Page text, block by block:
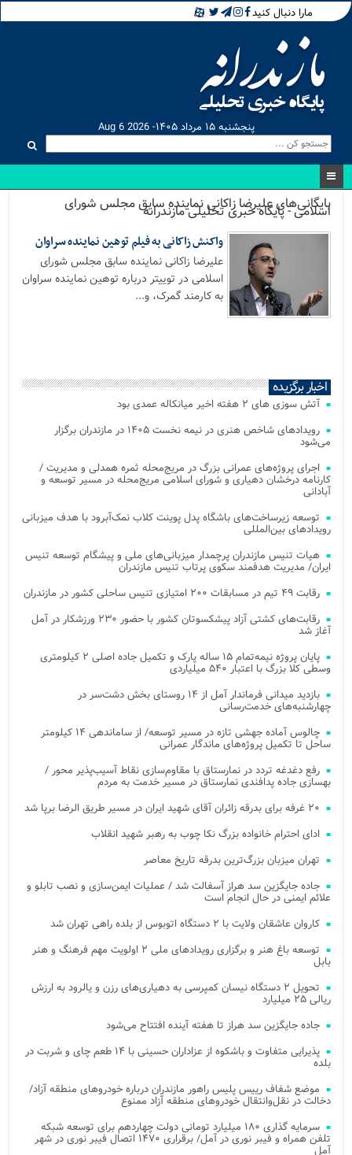
مارا دنبال کنید
پنجشنبه ۱۵ مرداد ۱۴۰۵- Aug 6 2026
بایگانی‌های علیرضا زاکانی نماینده سابق مجلس شورای
اسلامی - پایگاه خبری تحلیلی مازندرانه
واکنش زاکانی به فیلم توهین نماینده سراوان
علیرضا زاکانی نماینده سابق مجلس شورای
اسلامی در توییتر درباره توهین نماینده سراوان
به کارمند گمرک، و...
اخبار برگزیده
آتش‌ سوزی‌ های ۲ هفته اخیر میانکاله عمدی بود
رویدادهای شاخص هنری در نیمه نخست ۱۴۰۵ در مازندران برگزار
می‌شود
اجرای پروژه‌های عمرانی بزرگ در مریج‌محله ثمره همدلی و مدیریت /
کارنامه درخشان دهیاری و شورای اسلامی مریج‌محله در مسیر توسعه و
آبادانی
توسعه زیرساخت‌های باشگاه پدل پوینت کلاب نمک‌آبرود با هدف میزبانی
رویدادهای بین‌المللی
هیات تنیس مازندران پرچمدار میزبانی‌های ملی و پیشگام توسعه تنیس
ایران/ مدیریت هدفمند سکوی پرتاب تنیس مازندران
رقابت ۴۹ تیم در مسابقات ۲۰۰ امتیازی تنیس ساحلی کشور در مازندران
رقابت‌های کشتی آزاد پیشکسوتان کشور با حضور ۲۳۰ ورزشکار در آمل
آغاز شد
پایان پروژه نیمه‌تمام ۱۵ ساله پارک و تکمیل جاده اصلی ۲ کیلومتری
وسطی کلا بزرگ با اعتبار ۵۴۰ میلیاردی
بازدید میدانی فرماندار آمل از ۱۴ روستای بخش دشت‌سر در
چهارشنبه‌های خدمت‌رسانی
چالوس آماده جهشی تازه در مسیر توسعه/ از ساماندهی ۱۴ کیلومتر
ساحل تا تکمیل پروژه‌های ماندگار عمرانی
رفع دغدغه تردد در نمارستاق با مقاوم‌سازی نقاط آسیب‌پذیر محور /
بهسازی جاده پدافندی نمارستاق در مسیر خدمت به مردم
۲۰ غرفه برای بدرقه زائران آقای شهید ایران در مسیر طریق الرضا برپا شد
ادای احترام خانواده بزرگ نکا چوب به رهبر شهید انقلاب
تهران میزبان بزرگ‌ترین بدرقه تاریخ معاصر
جاده جایگزین سد هراز آسفالت شد / عملیات ایمن‌سازی و نصب تابلو و
علائم ایمنی در حال انجام است
کاروان عاشقان ولایت با ۲ دستگاه اتوبوس از بلده راهی تهران شد
توسعه باغ هنر و برگزاری رویدادهای ملی ۲ اولویت مهم فرهنگ و هنر
بابل
تحویل ۲ دستگاه نیسان کمپرسی به دهیاری‌های رزن و یالرود به ارزش
ریالی ۲۵ میلیارد
جاده جایگزین سد هراز تا هفته آینده افتتاح می‌شود
پذیرایی متفاوت و باشکوه از عزاداران حسینی با ۱۴ طعم چای و شربت در
بلده
موضع شفاف رییس پلیس راهور مازندران درباره خودروهای منطقه آزاد/
دخالت در نقل‌وانتقال خودروهای منطقه آزاد ممنوع
سرمایه گذاری ۱۸۰ میلیارد تومانی دولت چهاردهم برای توسعه شبکه
تلفن همراه و فیبر نوری در آمل/ برقراری ۱۴۷۰ اتصال فیبر نوری در شهر
آمل